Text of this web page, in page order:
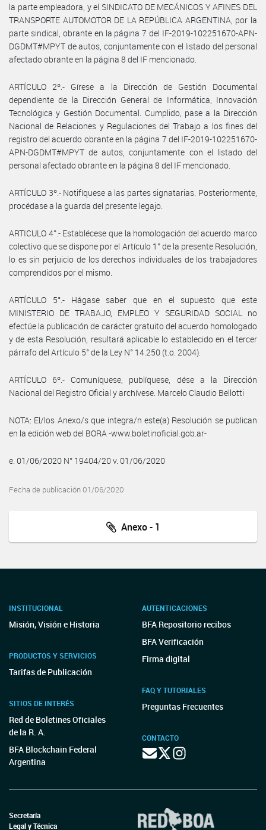
la parte empleadora, y el SINDICATO DE MECÁNICOS Y AFINES DEL
TRANSPORTE AUTOMOTOR DE LA REPÚBLICA ARGENTINA, por la
parte sindical, obrante en la página 7 del IF-2019-102251670-APN-
DGDMT#MPYT de autos, conjuntamente con el listado del personal
afectado obrante en la página 8 del IF mencionado.
ARTÍCULO 2º.- Gírese a la Dirección de Gestión Documental
dependiente de la Dirección General de Informática, Innovación
Tecnológica y Gestión Documental. Cumplido, pase a la Dirección
Nacional de Relaciones y Regulaciones del Trabajo a los fines del
registro del acuerdo obrante en la página 7 del IF-2019-102251670-
APN-DGDMT#MPYT de autos, conjuntamente con el listado del
personal afectado obrante en la página 8 del IF mencionado.
ARTÍCULO 3º.- Notifíquese a las partes signatarias. Posteriormente,
procédase a la guarda del presente legajo.
ARTICULO 4°.- Establécese que la homologación del acuerdo marco
colectivo que se dispone por el Artículo 1° de la presente Resolución,
lo es sin perjuicio de los derechos individuales de los trabajadores
comprendidos por el mismo.
ARTÍCULO 5°.- Hágase saber que en el supuesto que este
MINISTERIO DE TRABAJO, EMPLEO Y SEGURIDAD SOCIAL no
efectúe la publicación de carácter gratuito del acuerdo homologado
y de esta Resolución, resultará aplicable lo establecido en el tercer
párrafo del Artículo 5° de la Ley N° 14.250 (t.o. 2004).
ARTÍCULO 6º.- Comuníquese, publíquese, dése a la Dirección
Nacional del Registro Oficial y archívese. Marcelo Claudio Bellotti
NOTA: El/los Anexo/s que integra/n este(a) Resolución se publican
en la edición web del BORA -www.boletinoficial.gob.ar-
e. 01/06/2020 N° 19404/20 v. 01/06/2020
Fecha de publicación 01/06/2020
Anexo - 1
INSTITUCIONAL
Misión, Visión e Historia
PRODUCTOS Y SERVICIOS
Tarifas de Publicación
SITIOS DE INTERÉS
Red de Boletines Oficiales
de la R. A.
BFA Blockchain Federal
Argentina
AUTENTICACIONES
BFA Repositorio recibos
BFA Verificación
Firma digital
FAQ Y TUTORIALES
Preguntas Frecuentes
CONTACTO
Secretaría
Legal y Técnica